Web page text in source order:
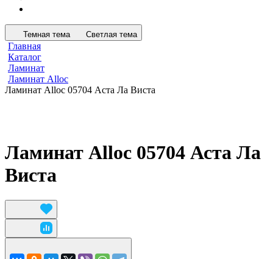
Темная тема Светлая тема
Главная
Каталог
Ламинат
Ламинат Alloc
Ламинат Alloc 05704 Аста Ла Виста
Ламинат Alloc 05704 Аста Ла
Виста